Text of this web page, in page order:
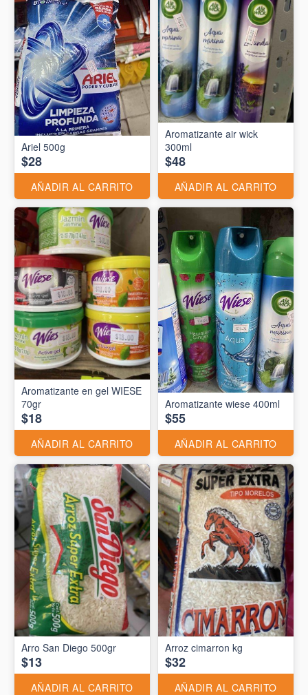
Ariel 500g
$28
AÑADIR AL CARRITO
Aromatizante air wick
300ml
$48
AÑADIR AL CARRITO
Aromatizante en gel WIESE
70gr
$18
AÑADIR AL CARRITO
Aromatizante wiese 400ml
$55
AÑADIR AL CARRITO
Arro San Diego 500gr
$13
AÑADIR AL CARRITO
Arroz cimarron kg
$32
AÑADIR AL CARRITO